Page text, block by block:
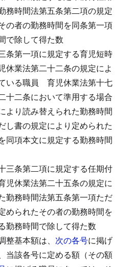
務時間法第五条第二項の規定
の者の勤務時間を同条第一項
で除して得た数
条第一項に規定する育児短時
休業法第二十二条の規定によ
いる職員
育児休業法第十七
十二条において準用する場合
より読み替えられた勤務時間
し書の規定により定められた
同項本文に規定する勤務時間
三条第二項に規定する任期付
児休業法第二十五条の規定に
勤務時間法第五条第一項ただ
められたその者の勤務時間を
勤務時間で除して得た数
整基本額は、 次の各号に掲げ
当該各号に定める額（その額